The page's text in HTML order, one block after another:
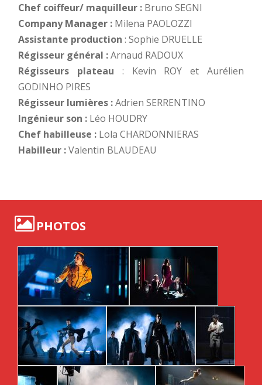
Chef coiffeur/ maquilleur : Bruno SEGNI
Company Manager : Milena PAOLOZZI
Assistante production : Sophie DRUELLE
Régisseur général :Arnaud RADOUX
Régisseurs plateau : Kevin ROY et Aurélien
GODINHO PIRES
Régisseur lumières :Adrien SERRENTINO
Ingénieur son : Léo HOUDRY
Chef habilleuse : Lola CHARDONNIERAS
Habilleur :Valentin BLAUDEAU
PHOTOS